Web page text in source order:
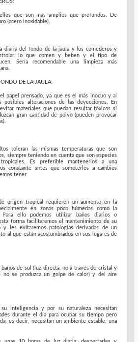
que son más amplios que profundos. De
(acero inoxidable).
diaria del fondo de la jaula y los comederos y
lo que comen y beben y el tipo de
Sería recomendable una limpieza más
DE LA JAULA:
papel prensado, ya que es el más inocuo y al
posibles alteraciones de las deyecciones. En
materiales que puedan resultar tóxicos si
gran cantidad de polvo (pueden provocar
toleran las mismas temperaturas que son
siempre teniendo en cuenta que son especies
Es preferible mantenerlos a una
constante antes que someterlos a cambios
tener
origen tropical requieren un aumento en la
en zonas poco húmedas como la
Para ello podemos utilizar baños diarios o
forma facilitaremos el mantenimiento de su
y les evitaremos patologías derivadas de un
al que están acostumbrados en sus lugares de
baños de sol (luz directa, no a través de cristal y
no se produzca un golpe de calor) y del aire
su inteligencia y por su naturaleza necesitan
durante el día para ocupar su tiempo pero
es decir, necesitan un ambiente estable, una